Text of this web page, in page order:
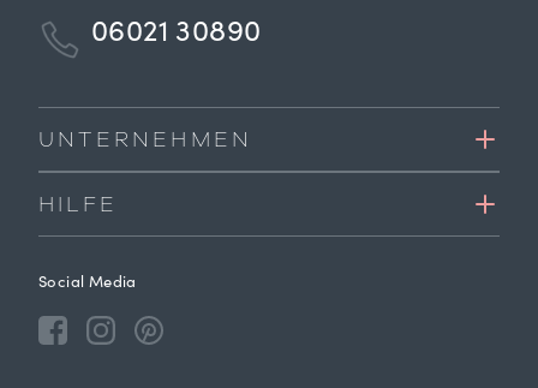
06021 30890
UNTERNEHMEN
HILFE
Social Media